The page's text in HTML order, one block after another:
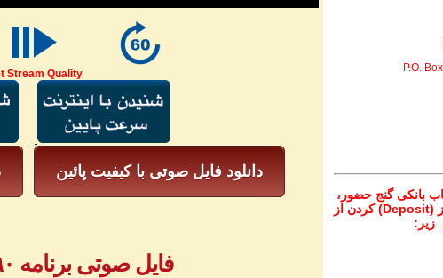
Stream Quality
دانلود فایل صوتی با کیفیت پائین
فایل صوتی برنامه ۷۹۰ - بخش ۴
P.O.
بانکی گنج حضور،
از تمام نقاط دنیا غیر از ایران، یا واریز (Deposit) کردن از
زیر: